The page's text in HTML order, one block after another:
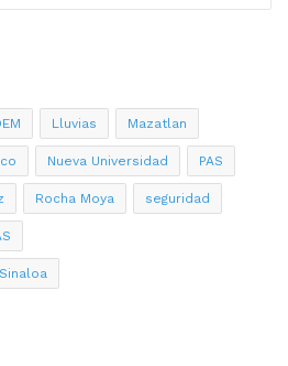
Lluvias Mazatlan
Nueva Universidad PAS
Rocha Moya seguridad